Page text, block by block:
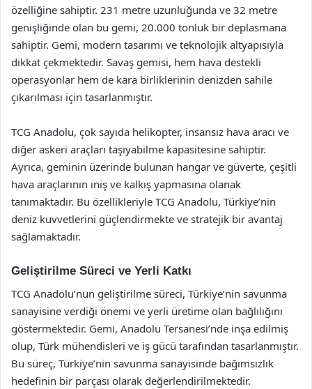
özelliğine sahiptir. 231 metre uzunluğunda ve 32 metre
genişliğinde olan bu gemi, 20.000 tonluk bir deplasmana
sahiptir. Gemi, modern tasarımı ve teknolojik altyapısıyla
dikkat çekmektedir. Savaş gemisi, hem hava destekli
operasyonlar hem de kara birliklerinin denizden sahile
çıkarılması için tasarlanmıştır.
TCG Anadolu, çok sayıda helikopter, insansız hava aracı ve
diğer askeri araçları taşıyabilme kapasitesine sahiptir.
Ayrıca, geminin üzerinde bulunan hangar ve güverte, çeşitli
hava araçlarının iniş ve kalkış yapmasına olanak
tanımaktadır. Bu özellikleriyle TCG Anadolu, Türkiye’nin
deniz kuvvetlerini güçlendirmekte ve stratejik bir avantaj
sağlamaktadır.
Geliştirilme Süreci ve Yerli Katkı
TCG Anadolu’nun geliştirilme süreci, Türkiye’nin savunma
sanayisine verdiği önemi ve yerli üretime olan bağlılığını
göstermektedir. Gemi, Anadolu Tersanesi’nde inşa edilmiş
olup, Türk mühendisleri ve iş gücü tarafından tasarlanmıştır.
Bu süreç, Türkiye’nin savunma sanayisinde bağımsızlık
hedefinin bir parçası olarak değerlendirilmektedir.